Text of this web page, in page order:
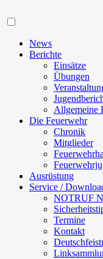
News
Berichte
Einsätze
Übungen
Allgemeine
Die Feuerwehr
Chronik
Mitglieder
Ausrüstung
Service /
NOTRUF
Termine
Kontakt